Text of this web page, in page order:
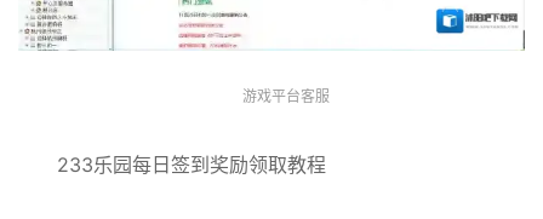
游戏平台客服
233乐园每日签到奖励领取教程